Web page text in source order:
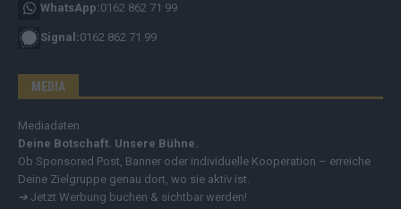
WhatsApp:0162 862 71 99
Signal:0162 862 71 99
MEDIA
Mediadaten
Deine Botschaft. Unsere Bühne.
Ob Sponsored Post, Banner oder individuelle Kooperation – erreiche
Deine Zielgruppe genau dort, wo sie aktiv ist.
➔ Jetzt Werbung buchen & sichtbar werden!